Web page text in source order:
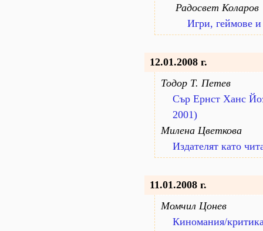
Радосвет Коларов
Игри, геймове и
12.01.2008 г.
Тодор Т. Петев
Сър Ернст Ханс
2001)
Милена Цветкова
Издателят като
11.01.2008 г.
Момчил Цонев
Киномания/